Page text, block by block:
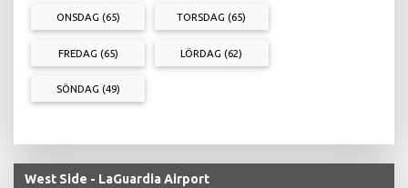
ONSDAG (65) TORSDAG (65)
FREDAG (65) LÖRDAG (62)
SÖNDAG (49)
West Side - LaGuardia Airport